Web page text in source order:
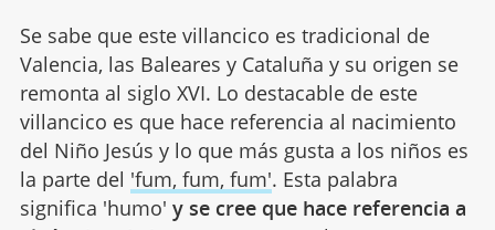
Se sabe que este villancico es tradicional de
Valencia, las Baleares y Cataluña y su origen se
remonta al siglo XVI. Lo destacable de este
villancico es que hace referencia al nacimiento
del Niño Jesús y lo que más gusta a los niños es
la parte del 'fum, fum, fum'. Esta palabra
significa 'humo' y se cree que hace referencia a